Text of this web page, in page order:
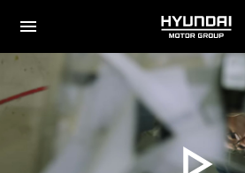
전체
HYUNDAI
MOTOR
GROUP